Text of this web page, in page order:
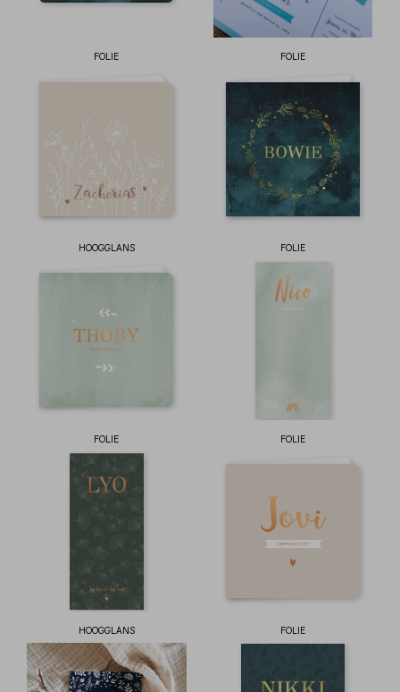
FOLIE FOLIE
HOOGGLANS FOLIE
FOLIE FOLIE
HOOGGLANS FOLIE